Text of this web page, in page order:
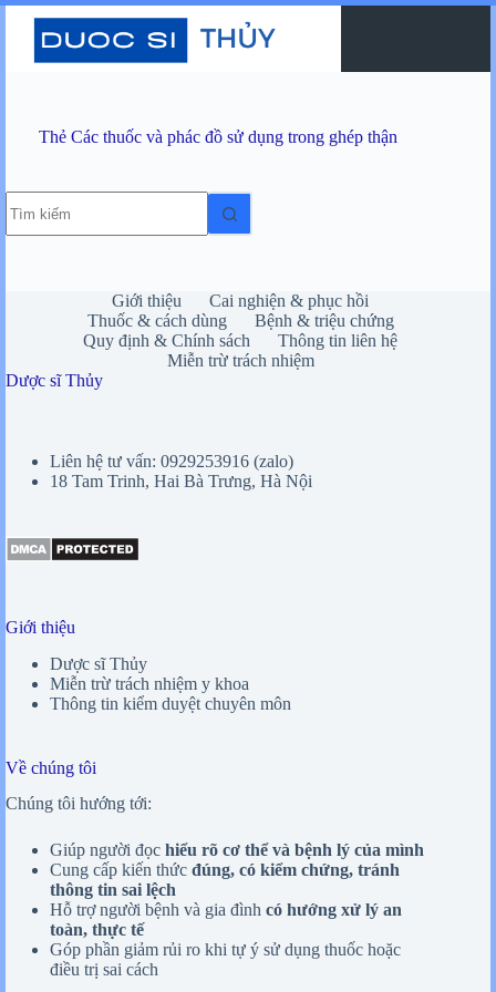
Chuyển
Thẻ Các thuốc và phác đồ sử dụng trong ghép thận
có
kết
Giới thiệu
Cai nghiện & phục hồi
Thuốc & cách dùng
Bệnh & triệu chứng
Quy định & Chính sách
Thông tin liên hệ
Miễn trừ trách nhiệm
Dược sĩ Thủy
Liên hệ tư vấn: 0929253916 (zalo)
18 Tam Trinh, Hai Bà Trưng, Hà Nội
Giới thiệu
Dược sĩ Thủy
Miễn trừ trách nhiệm y khoa
Thông tin kiểm duyệt chuyên môn
Về chúng tôi
Chúng tôi hướng tới:
Giúp người đọc hiểu rõ cơ thể và bệnh lý của mình
Cung cấp kiến thức đúng, có kiểm chứng, tránh
thông tin sai lệch
Hỗ trợ người bệnh và gia đình có hướng xử lý an
toàn, thực tế
Góp phần giảm rủi ro khi tự ý sử dụng thuốc hoặc
điều trị sai cách